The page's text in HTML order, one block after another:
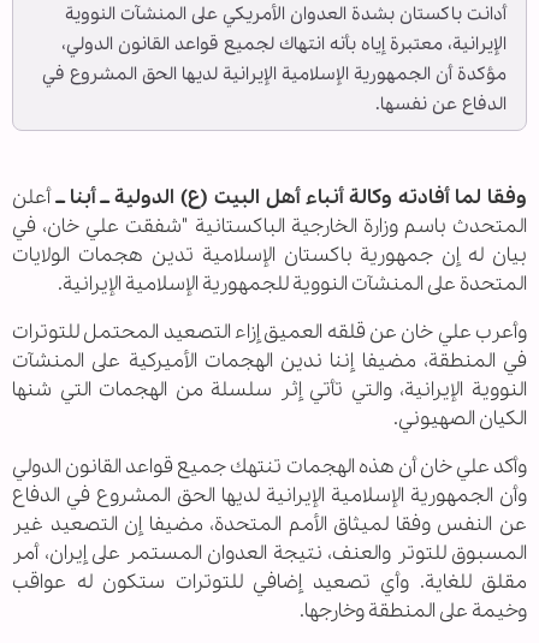
أدانت باكستان بشدة العدوان الأمريكي على المنشآت النووية
الإيرانية، معتبرة إياه بأنه انتهاك لجميع قواعد القانون الدولي،
مؤكدة أن الجمهورية الإسلامية الإيرانية لديها الحق المشروع في
الدفاع عن نفسها.
وفقا لما أفادته وكالة أنباء أهل البيت (ع) الدولية ــ أبنا ــأعلن
المتحدث باسم وزارة الخارجية الباكستانية "شفقت علي خان، في
بيان له إن جمهورية باكستان الإسلامية تدين هجمات الولايات
المتحدة على المنشآت النووية للجمهورية الإسلامية الإيرانية.
وأعرب علي خان عن قلقه العميق إزاء التصعيد المحتمل للتوترات
في المنطقة، مضيفا إننا ندين الهجمات الأميركية على المنشآت
النووية الإيرانية، والتي تأتي إثر سلسلة من الهجمات التي شنها
الكيان الصهيوني.
وأكد علي خان أن هذه الهجمات تنتهك جميع قواعد القانون الدولي
وأن الجمهورية الإسلامية الإيرانية لديها الحق المشروع في الدفاع
عن النفس وفقا لميثاق الأمم المتحدة، مضيفا إن التصعيد غير
المسبوق للتوتر والعنف، نتيجة العدوان المستمر على إيران، أمر
مقلق للغاية. وأي تصعيد إضافي للتوترات ستكون له عواقب
وخيمة على المنطقة وخارجها.